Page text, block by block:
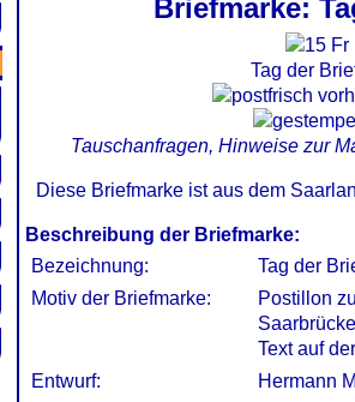
Briefmarke:
Tag der
Tauschanfragen, Hinweise zur
Diese Briefmarke ist aus dem
Beschreibung der Briefmarke:
Bezeichnung:
Tag der
Motiv der Briefmarke:
Postillon
Text auf
Entwurf:
Hermann